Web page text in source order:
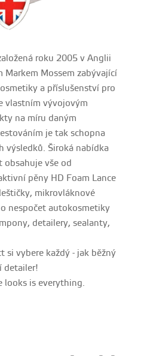
roku 2005 v Anglii
Mossem zabývající
a příslušenství pro
vlastním vývojovým
na míru daným
je tak schopna
výsledků. Široká nabídka
vše od
pěny HD Foam Lance
mikrovláknové
nespočet autokosmetiky
detailery, sealanty,
si vybere každý - jak běžný
detailer!
looks is everything.